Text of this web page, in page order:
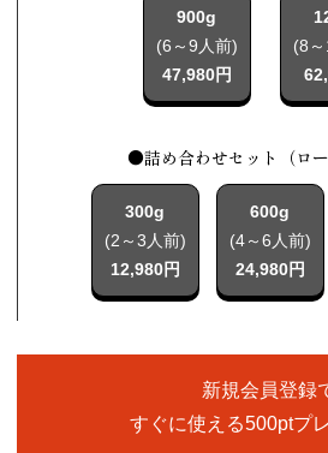
900g
(6～9人前)
47,980円
(8
●詰め合わせセット（ロ
300g
(2～3人前)
12,980円
600g
(4～6人前)
24,980円
新規会員登録
すぐに使える500ptプ